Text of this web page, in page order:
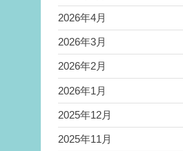
2026年4月
2026年3月
2026年2月
2026年1月
2025年12月
2025年11月